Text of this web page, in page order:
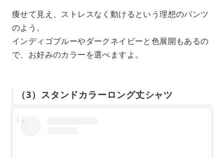
痩せて見え、ストレスなく動けるという理想のパンツ
のよう。
インディゴブルーやダークネイビーと色展開もあるの
で、お好みのカラーを選べますよ。
（3）スタンドカラーロング丈シャツ